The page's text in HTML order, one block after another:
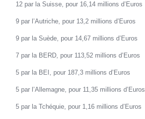
12 par la Suisse, pour 16,14 millions d’Euros
9 par l’Autriche, pour 13,2 millions d’Euros
9 par la Suède, pour 14,67 millions d’Euros
7 par la BERD, pour 113,52 millions d’Euros
5 par la BEI, pour 187,3 millions d’Euros
5 par l’Allemagne, pour 11,35 millions d’Euros
5 par la Tchéquie, pour 1,16 millions d’Euros